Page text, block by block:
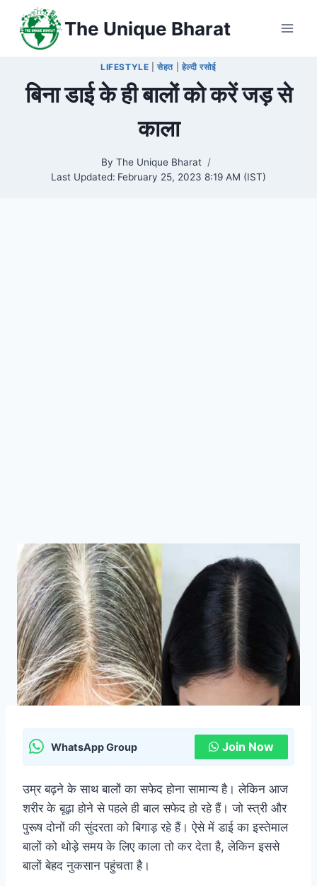
content
The Unique Bharat
LIFESTYLE |सेहत| हेल्दी रसोई
बिना डाई के ही बालों को करें जड़ से
काला
By The Unique Bharat
Last Updated: February 25, 2023 8:19 AM (IST)
WhatsApp Group Join Now
उम्र बढ़ने के साथ बालों का सफेद होना सामान्य है। लेकिन आज
शरीर के बूढ़ा होने से पहले ही बाल सफेद हो रहे हैं। जो स्त्री और
पुरूष दोनों की सुंदरता को बिगाड़ रहे हैं। ऐसे में डाई का इस्तेमाल
बालों को थोड़े समय के लिए काला तो कर देता है, लेकिन इससे
बालों बेहद नुकसान पहुंचता है।